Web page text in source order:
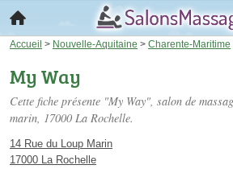
Accueil > Nouvelle-Aquitaine > Charente-Maritime
My Way
Cette fiche présente "My Way", salon de
marin, 17000 La Rochelle.
14 Rue du Loup Marin
17000 La Rochelle